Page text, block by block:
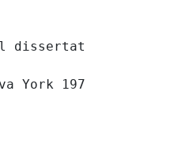
dissertation.
York 1976)